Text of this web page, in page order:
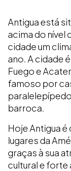
Antigua está
acima do nível
cidade um
ano. A cidade
Fuego e
famoso por
barroca.
Hoje Antigua
lugares da
graças à sua
cultural e forte